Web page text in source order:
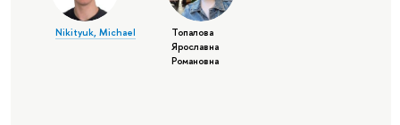
Nikityuk, Michael
Топалова
Ярославна
Романовна